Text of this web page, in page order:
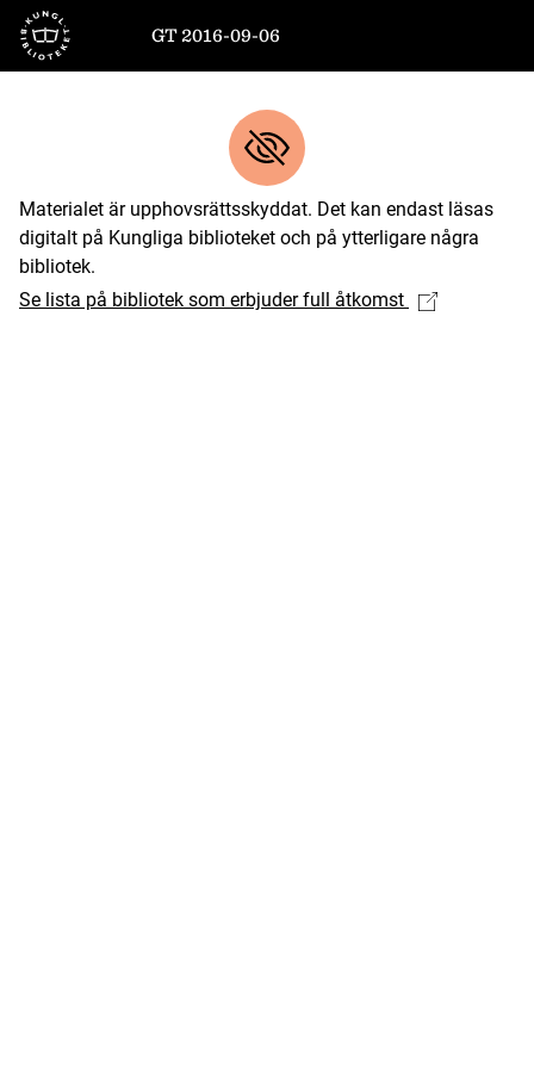
Till startsidan
GT 2016-09-06
Materialet är upphovsrättsskyddat. Det kan endast läsas
digitalt på Kungliga biblioteket och på ytterligare några
bibliotek.
Se lista på bibliotek som erbjuder full åtkomst